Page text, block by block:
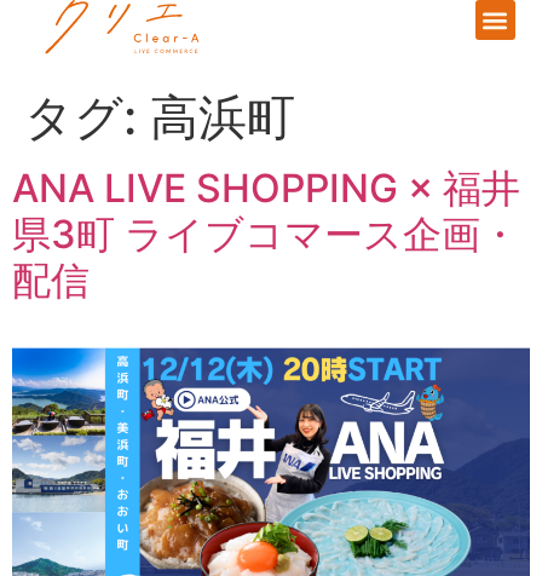
タグ: 高浜町
ANA LIVE SHOPPING × 福井
県3町 ライブコマース企画・
配信